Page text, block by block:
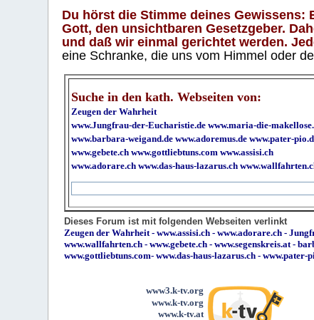
Du hörst die Stimme deines
Gott, den unsichtbaren Gesetzgeber.
und daß wir einmal gerichtet werden.
eine Schranke, die uns vom Himmel oder
Suche in den kath. Webseiten von:
Zeugen der Wahrheit
www.Jungfrau-der-Eucharistie.de www.maria-die-
www.barbara-weigand.de www.adoremus.de www.pater-
www.gebete.ch www.gottliebtuns.com www.assisi.ch
www.adorare.ch www.das-haus-lazarus.ch
Dieses Forum ist mit folgenden Webseiten verlinkt
Zeugen der Wahrheit -www.assisi.ch -www.adorare.ch -
www.wallfahrten.ch -www.gebete.ch -www.segenskreis.at -
www.gottliebtuns.com-www.das-haus-lazarus.ch - www.pater-
www3.k-tv.org
www.k-tv.org
www.k-tv.at